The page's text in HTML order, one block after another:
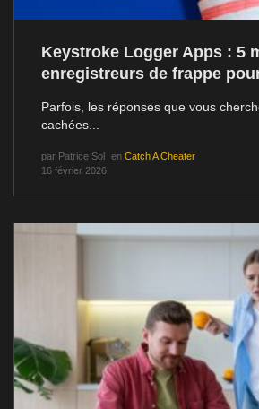
Keystroke Logger Apps : 5
enregistreurs de frappe
Parfois, les réponses que vous
cachées...
par Patrice Sol en Catch A Cheater
16 février 2026